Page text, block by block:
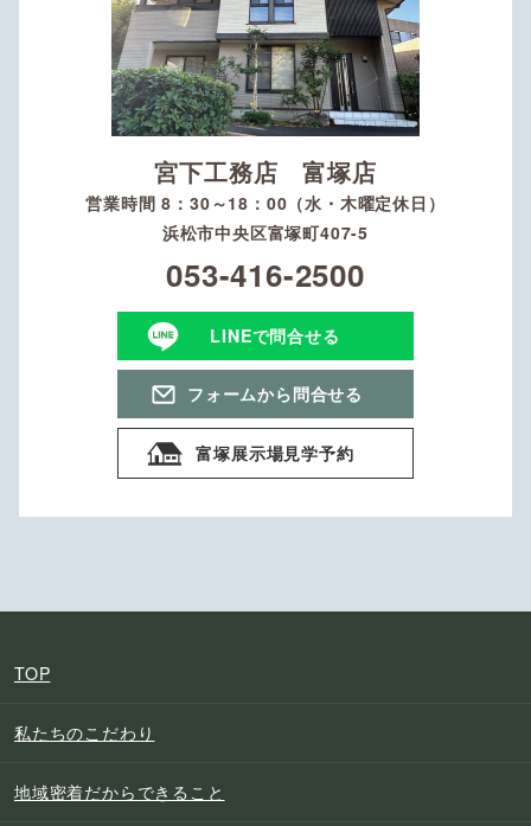
宮下工務店 富塚店
営業時間 8：30～18：00（水・木曜定休日）
浜松市中央区富塚町407-5
053-416-2500
LINEで問合せる
フォームから問合せる
富塚展示場見学予約
TOP
私たちのこだわり
地域密着だからできること